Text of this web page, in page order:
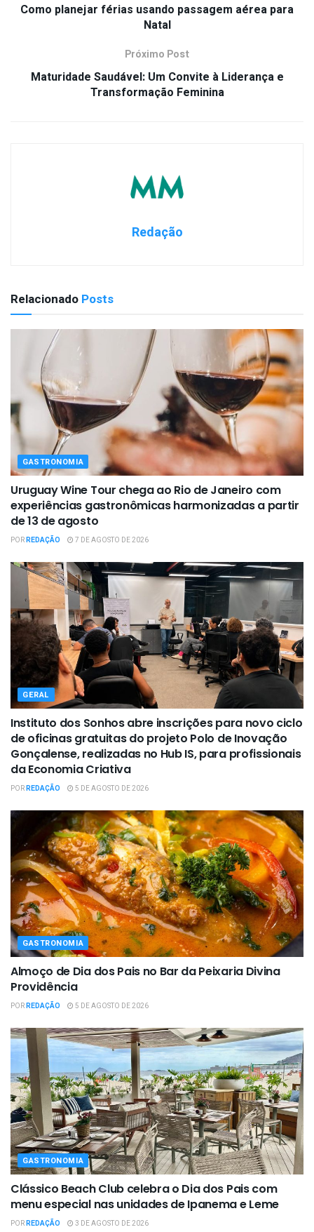
Como planejar férias usando passagem aérea para
Natal
Próximo Post
Maturidade Saudável: Um Convite à Liderança e
Transformação Feminina
Redação
Relacionado Posts
GASTRONOMIA
Uruguay Wine Tour chega ao Rio de Janeiro com
experiências gastronômicas harmonizadas a partir
de 13 de agosto
PORREDAÇÃO 7 DE AGOSTO DE 2026
GERAL
Instituto dos Sonhos abre inscrições para novo ciclo
de oficinas gratuitas do projeto Polo de Inovação
Gonçalense, realizadas no Hub IS, para profissionais
da Economia Criativa
PORREDAÇÃO 5 DE AGOSTO DE 2026
GASTRONOMIA
Almoço de Dia dos Pais no Bar da Peixaria Divina
Providência
PORREDAÇÃO 5 DE AGOSTO DE 2026
GASTRONOMIA
Clássico Beach Club celebra o Dia dos Pais com
menu especial nas unidades de Ipanema e Leme
PORREDAÇÃO 3 DE AGOSTO DE 2026